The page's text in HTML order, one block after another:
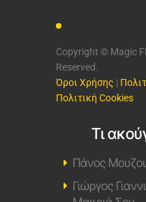
Copyright © Magic
Reserved.
Όροι Χρήσης |
Πολιτική Cookies
Τι
Πάνος
Γιώργος